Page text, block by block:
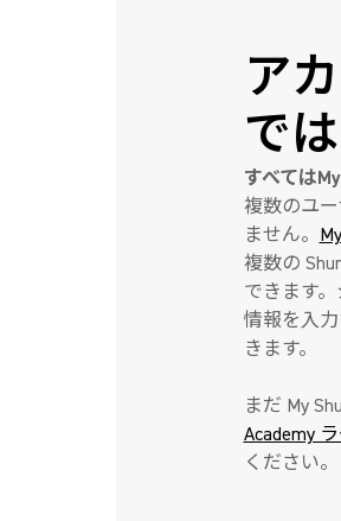
ア
で
すべては
複数のユ
ません。
複数の
できます
情報を入
きます。
まだ My
Academy
ください。